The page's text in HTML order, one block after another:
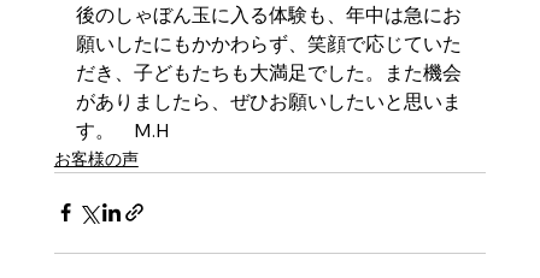
後のしゃぼん玉に入る体験も、年中は急にお
願いしたにもかかわらず、笑顔で応じていた
だき、子どもたちも大満足でした。また機会
がありましたら、ぜひお願いしたいと思いま
す。　M.H
お客様の声